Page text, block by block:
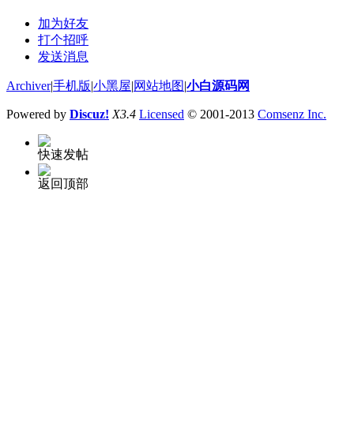
加为好友
打个招呼
发送消息
Archiver|手机版|小黑屋|网站地图|小白源码网
Powered by Discuz! X3.4 Licensed © 2001-2013 Comsenz Inc.
快速发帖
返回顶部